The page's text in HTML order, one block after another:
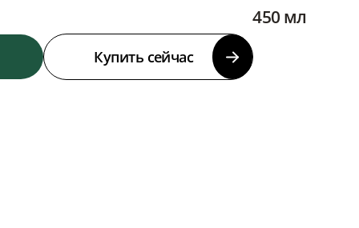
450 мл
Купить сейчас